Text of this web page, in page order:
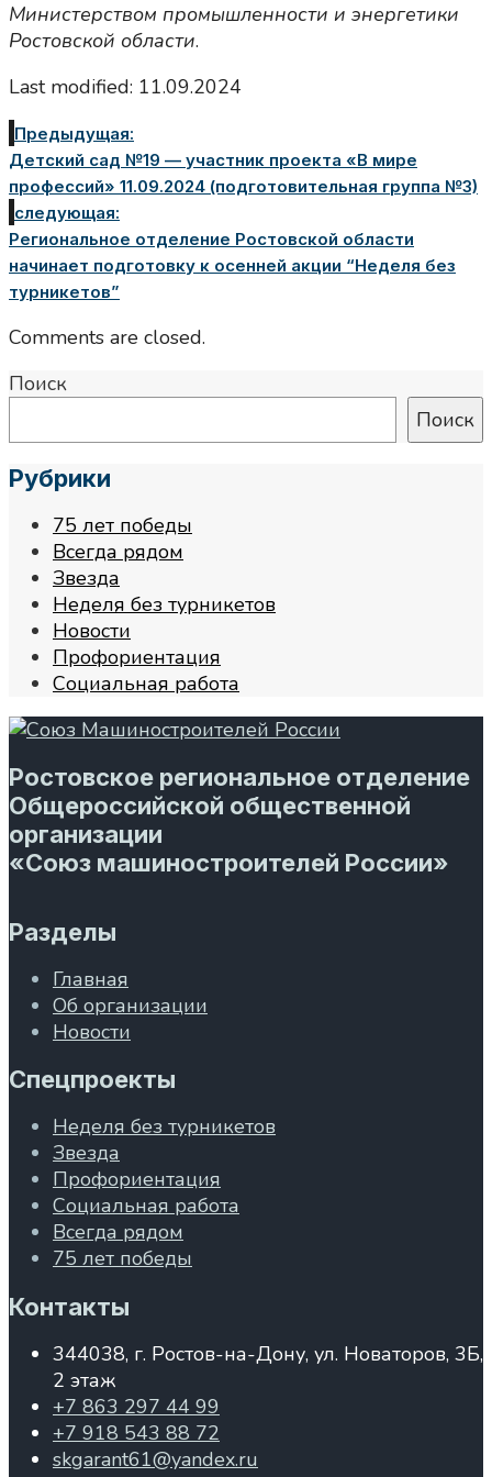
Министерством промышленности и энергетики
Ростовской области.
Last modified: 11.09.2024
Предыдущая:
Детский сад №19 — участник проекта «В мире
профессий» 11.09.2024 (подготовительная группа №3)
следующая:
Региональное отделение Ростовской области
начинает подготовку к осенней акции “Неделя без
турникетов”
Comments are closed.
Поиск
Поиск
Рубрики
75 лет победы
Всегда рядом
Звезда
Неделя без турникетов
Новости
Профориентация
Социальная работа
Ростовское региональное отделение
Общероссийской общественной
организации
«Союз машиностроителей России»
Разделы
Главная
Об организации
Новости
Спецпроекты
Неделя без турникетов
Звезда
Профориентация
Социальная работа
Всегда рядом
75 лет победы
Контакты
344038, г. Ростов-на-Дону, ул. Новаторов, 3Б,
2 этаж
+7 863 297 44 99
+7 918 543 88 72
skgarant61@yandex.ru